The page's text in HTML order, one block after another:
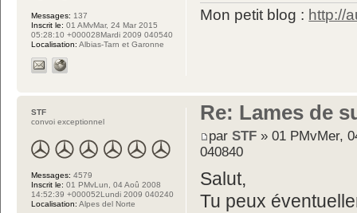
Mon petit blog : http://
Messages: 137
Inscrit le: 01 AMvMar, 24 Mar 2015
05:28:10 +000028Mardi 2009 040540
Localisation: Albias-Tarn et Garonne
Re: Lames de
parSTF » 01 PMvMer,
040840
Salut,
Tu peux
STF
convoi exceptionnel
Messages: 4579
Inscrit le: 01 PMvLun, 04 Aoû 2008
14:52:39 +000052Lundi 2009 040240
Localisation: Alpes del Norte